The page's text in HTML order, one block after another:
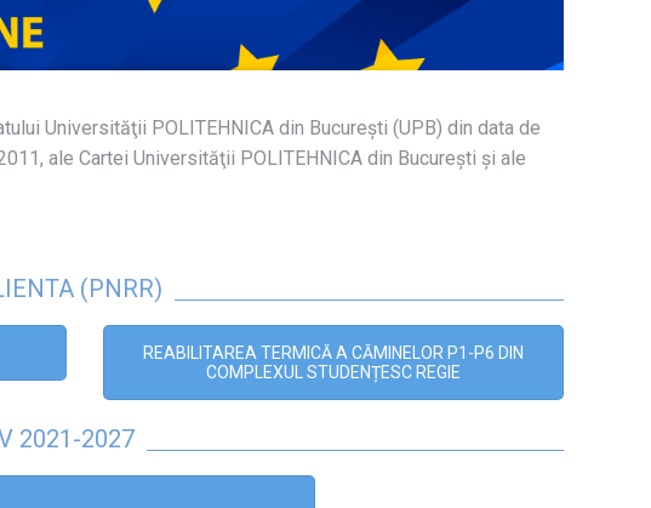
Universităţii POLITEHNICA din București (UPB) din data de
ale Cartei Universităţii POLITEHNICA din București şi ale
(PNRR)
REABILITAREA TERMICĂ A CĂMINELOR P1-P6 DIN
COMPLEXUL STUDENȚESC REGIE
2021-2027